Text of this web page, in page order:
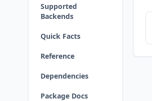
Supported
Backends
Quick Facts
Reference
Dependencies
Package Docs